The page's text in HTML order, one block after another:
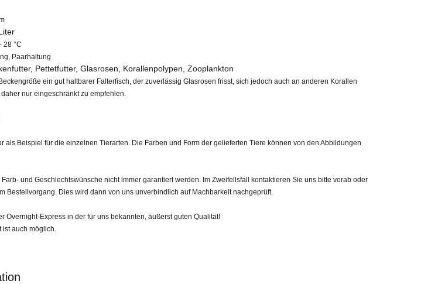
28 °C
Paarhaltung
Pettetfutter, Glasrosen, Korallenpolypen, Zooplankton
ein gut haltbarer Falterfisch, der zuverlässig Glasrosen frisst, sich jedoch auch an anderen Korallen
nur eingeschränkt zu empfehlen.
als Beispiel für die einzelnen Tierarten. Die Farben und Form der gelieferten Tiere können von den Abbildungen
und Geschlechtswünsche nicht immer garantiert werden. Im Zweifellsfall kontaktieren Sie uns bitte vorab oder
Bestellvorgang. Dies wird dann von uns unverbindlich auf Machbarkeit nachgeprüft.
Overnight-Express in der für uns bekannten, äußerst guten Qualität!
auch möglich.